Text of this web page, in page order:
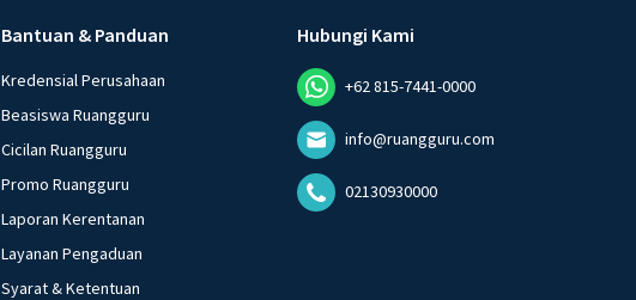
Bantuan & Panduan
Kredensial Perusahaan
Beasiswa Ruangguru
Cicilan Ruangguru
Promo Ruangguru
Laporan Kerentanan
Layanan Pengaduan
Syarat & Ketentuan
Hubungi Kami
+62 815-7441-0000
info@ruangguru.com
02130930000